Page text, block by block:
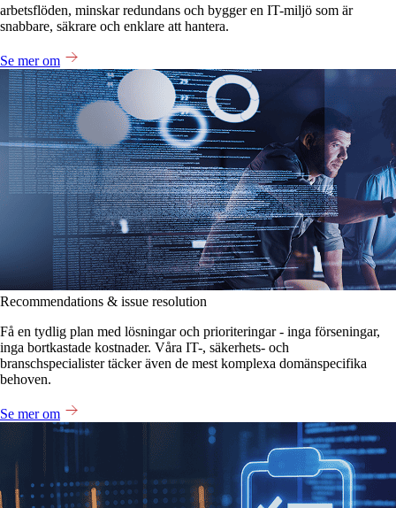
arbetsflöden, minskar redundans och bygger en IT-miljö som är
snabbare, säkrare och enklare att hantera.
Se mer om
Recommendations & issue resolution
Få en tydlig plan med lösningar och prioriteringar - inga förseningar,
inga bortkastade kostnader. Våra IT-, säkerhets- och
branschspecialister täcker även de mest komplexa domänspecifika
behoven.
Se mer om